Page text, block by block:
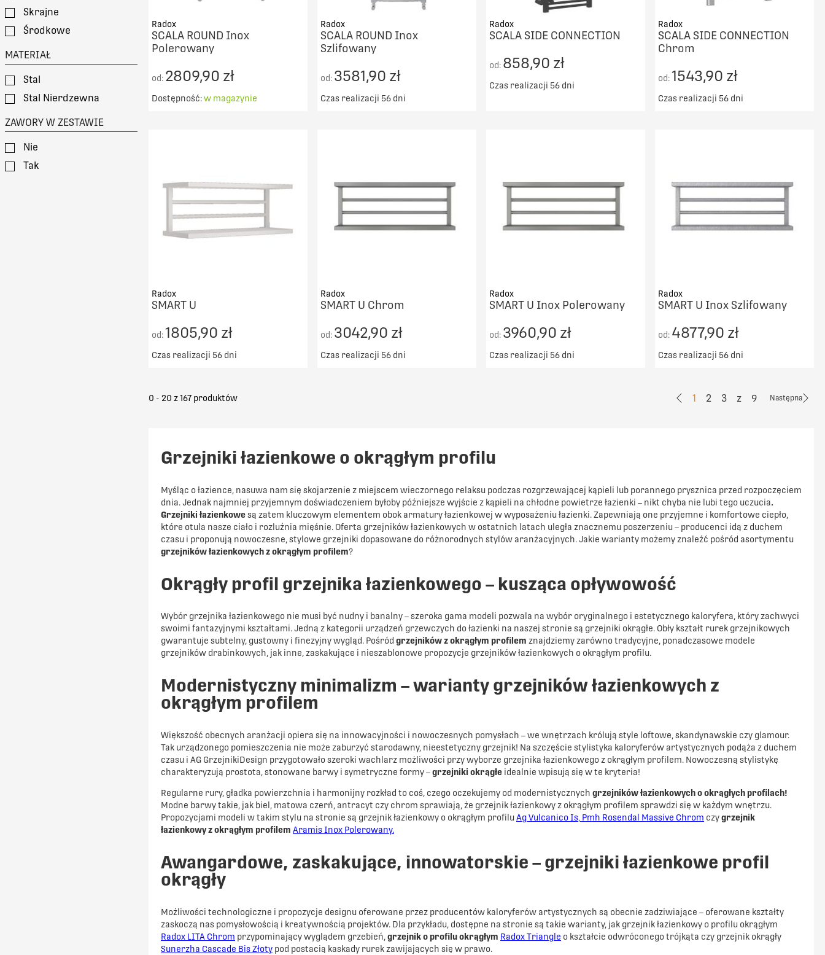
Skrajne
Środkowe
MATERIAŁ
Stal
Stal Nierdzewna
ZAWORY W ZESTAWIE
Nie
Tak
Radox
SCALA ROUND Inox
Polerowany
od: 2809,90 zł
Dostępność:w magazynie
Radox
SCALA ROUND Inox
Szlifowany
od: 3581,90 zł
Czas realizacji 56 dni
Radox
SCALA SIDE CONNECTION
od: 858,90 zł
Czas realizacji 56 dni
Radox
SCALA SIDE CONNECTION
Chrom
od:1543,90 zł
Czas realizacji 56 dni
Radox
SMART U
od:1805,90 zł
Czas realizacji 56 dni
DO KOSZYKA
Radox
SMART U Chrom
od: 3042,90 zł
Czas realizacji 56 dni
Radox
SMART U Inox Polerowany
od: 3960,90 zł
Czas realizacji 56 dni
Radox
SMART U Inox Szlifowany
od: 4877,90 zł
Czas realizacji 56 dni
DO KOSZYKA
0 - 20 z167 produktów 1 2 3 z 9 Następna
Grzejniki łazienkowe o okrągłym profilu
Myśląc o łazience, nasuwa nam się skojarzenie z miejscem wieczornego relaksu podczas rozgrzewającej kąpieli lub porannego prysznica przed rozpoczęciem
dnia. Jednak najmniej przyjemnym doświadczeniem byłoby późniejsze wyjście z kąpieli na chłodne powietrze łazienki – nikt chyba nie lubi tego uczucia.
Grzejniki łazienkowesą zatem kluczowym elementem obok armatury łazienkowej w wyposażeniu łazienki. Zapewniają one przyjemne i komfortowe ciepło,
które otula nasze ciało i rozluźnia mięśnie. Oferta grzejników łazienkowych w ostatnich latach uległa znacznemu poszerzeniu – producenci idą z duchem
czasu i proponują nowoczesne, stylowe grzejniki dopasowane do różnorodnych stylów aranżacyjnych. Jakie warianty możemy znaleźć pośród asortymentu
grzejników łazienkowych z okrągłym profilem?
Okrągły profil grzejnika łazienkowego – kusząca opływowość
Wybór grzejnika łazienkowego nie musi być nudny i banalny – szeroka gama modeli pozwala na wybór oryginalnego i estetycznego kaloryfera, który zachwyci
swoimi fantazyjnymi kształtami. Jedną z kategorii urządzeń grzewczych do łazienki na naszej stronie są grzejniki okrągłe. Obły kształt rurek grzejnikowych
gwarantuje subtelny, gustowny i finezyjny wygląd. Pośród grzejników z okrągłym profilem znajdziemy zarówno tradycyjne, ponadczasowe modele
grzejników drabinkowych, jak inne, zaskakujące i nieszablonowe propozycje grzejników łazienkowych o okrągłym profilu.
Modernistyczny minimalizm – warianty grzejników łazienkowych z
okrągłym profilem
Większość obecnych aranżacji opiera się na innowacyjności i nowoczesnych pomysłach – we wnętrzach królują style loftowe, skandynawskie czy glamour.
Tak urządzonego pomieszczenia nie może zaburzyć starodawny, nieestetyczny grzejnik! Na szczęście stylistyka kaloryferów artystycznych podąża z duchem
czasu i AG GrzejnikiDesign przygotowało szeroki wachlarz możliwości przy wyborze grzejnika łazienkowego z okrągłym profilem. Nowoczesną stylistykę
charakteryzują prostota, stonowane barwy i symetryczne formy –grzejniki okrągłe idealnie wpisują się w te kryteria!
Regularne rury, gładka powierzchnia i harmonijny rozkład to coś, czego oczekujemy od modernistycznych grzejników łazienkowych o okrągłych profilach!
Modne barwy takie, jak biel, matowa czerń, antracyt czy chrom sprawiają, że grzejnik łazienkowy z okrągłym profilem sprawdzi się w każdym wnętrzu.
Propozycjami modeli w takim stylu na stronie są grzejnik łazienkowy o okrągłym profilu Ag Vulcanico Is, Pmh Rosendal Massive Chrom czygrzejnik
łazienkowy z okrągłym profilem Aramis Inox Polerowany.
Awangardowe, zaskakujące, innowatorskie – grzejniki łazienkowe profil
okrągły
Możliwości technologiczne i propozycje designu oferowane przez producentów kaloryferów artystycznych są obecnie zadziwiające – oferowane kształty
zaskoczą nas pomysłowością i kreatywnością projektów. Dla przykładu, dostępne na stronie są takie warianty, jak grzejnik łazienkowy o profilu okrągłym
Radox LITA Chrom przypominający wyglądem grzebień,grzejnik o profilu okrągłym Radox Triangle o kształcie odwróconego trójkąta czy grzejnik okrągły
Sunerzha Cascade Bis Złoty pod postacią kaskady rurek zawijających się w prawo.